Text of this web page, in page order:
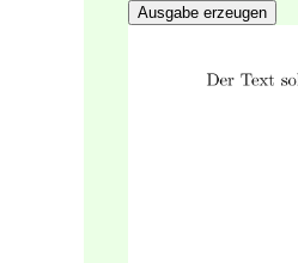
Ausgabe erzeugen